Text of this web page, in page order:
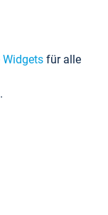
Widgets für alle